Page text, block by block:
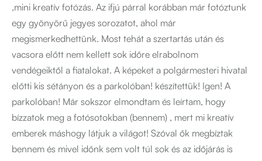
,mini kreatív fotózás. Az ifjú párral korábban már fotóztunk
egy gyönyörű jegyes sorozatot, ahol már
megismerkedhettünk. Most tehát a szertartás után és
vacsora előtt nem kellett sok időre elrabolnom
vendégeiktől a fiatalokat. A képeket a polgármesteri hivatal
előtti kis sétányon és a parkolóban! készítettük! Igen! A
parkolóban! Már sokszor elmondtam és leírtam, hogy
bízzatok meg a fotósotokban (bennem) , mert mi kreatív
emberek máshogy látjuk a világot! Szóval ők megbíztak
bennem és mivel időnk sem volt túl sok és az időjárás is